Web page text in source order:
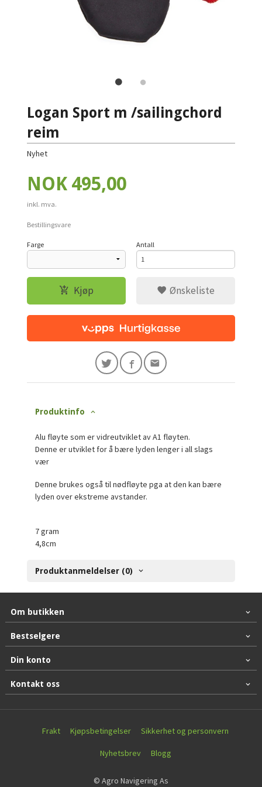
Logan Sport m /sailingchord
reim
Nyhet
Pris
NOK 495,00
inkl. mva.
Bestillingsvare
Farge Antall
Kjøp Ønskeliste
Produktinfo
Alu fløyte som er vidreutviklet av A1 fløyten.
Denne er utviklet for å bære lyden lenger i all slags
vær
Denne brukes også til nødfløyte pga at den kan bære
lyden over ekstreme avstander.
7 gram
4,8cm
Produktanmeldelser (0)
Om butikken
Bestselgere
Din konto
Kontakt oss
Frakt Kjøpsbetingelser Sikkerhet og personvern
Nyhetsbrev Blogg
© Agro Navigering As